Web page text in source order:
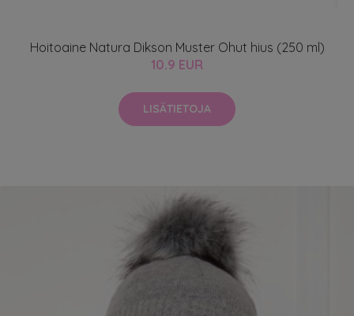
Hoitoaine Natura Dikson Muster Ohut hius (250 ml)
10.9 EUR
LISÄTIETOJA